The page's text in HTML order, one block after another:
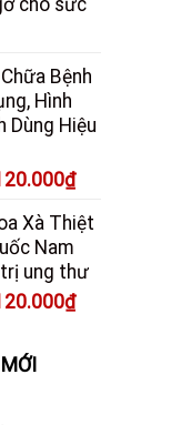
cho sức
Bệnh
Hình
Dùng Hiệu
₫Giá
tại
120.000₫.
Xà Thiệt
Nam
ung thư
₫Giá